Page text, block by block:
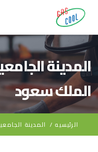
المدينة
الملك سعود
الرئيسيه / المدينة